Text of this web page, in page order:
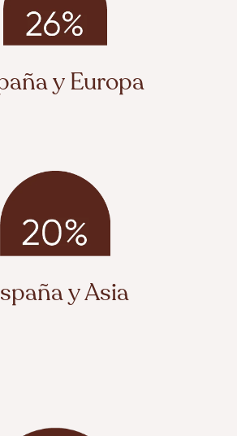
y Europa
y Asia